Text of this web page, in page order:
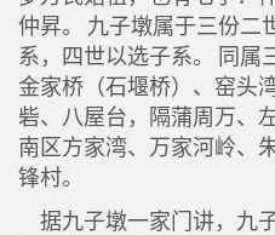
仲昇。 九子墩属于三份二
系，四世以选子系。 同属
金家桥（石堰桥）、窑头
砦、八屋台，隔蒲周万、
南区方家湾、万家河岭、
锋村。
据九子墩一家门讲，九